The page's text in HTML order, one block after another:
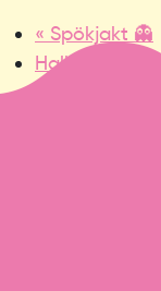
« Spökjakt 👻